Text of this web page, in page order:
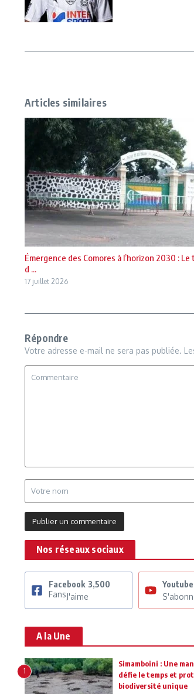
Articles similaires
Émergence des Comores à l’horizon 2030 : Le
d ...
17 juillet 2026
Répondre
Votre adresse e-mail ne sera pas publiée.
Nos réseaux sociaux
Facebook 3,500
FansJ'aime
Youtube
A la Une
1
Simamboini : Une
défie le temps et
biodiversité unique